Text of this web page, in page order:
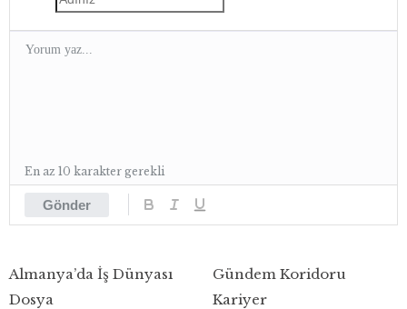
Gönder
En az 10 karakter gerekli
Almanya’da İş Dünyası
Dosya
Gündem Koridoru
Kariyer